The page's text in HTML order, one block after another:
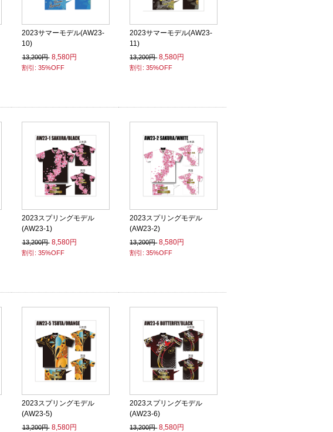
2023サマーモデル(AW23-
10)
13,200円 8,580円
割引: 35%OFF
2023サマーモデル(AW23-
11)
13,200円 8,580円
割引: 35%OFF
2023スプリングモデル
(AW23-1)
13,200円 8,580円
割引: 35%OFF
2023スプリングモデル
(AW23-2)
13,200円 8,580円
割引: 35%OFF
2023スプリングモデル
(AW23-5)
13,200円 8,580円
2023スプリングモデル
(AW23-6)
13,200円 8,580円